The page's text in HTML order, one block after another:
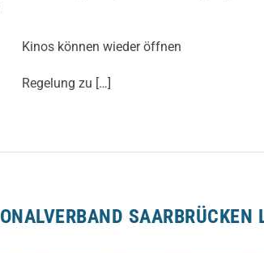
können wieder öffnen
zu […]
SAARBRÜCKEN